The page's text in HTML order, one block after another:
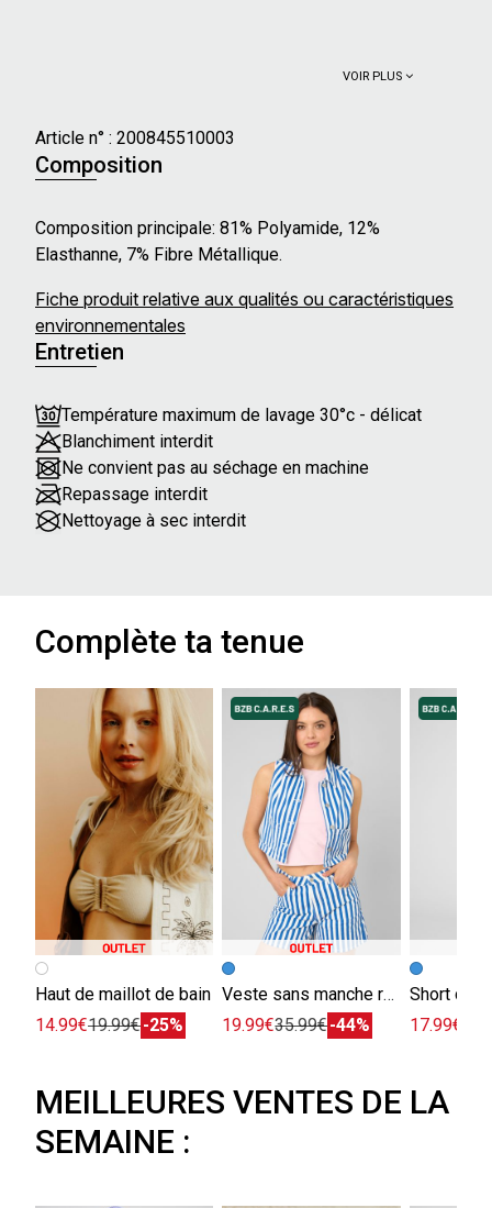
VOIR PLUS
Article n° : 200845510003
Composition
Composition principale: 81% Polyamide, 12%
Elasthanne, 7% Fibre Métallique.
Fiche produit relative aux qualités ou caractéristiques
environnementales
Entretien
Température maximum de lavage 30°c - délicat
Blanchiment interdit
Ne convient pas au séchage en machine
Repassage interdit
Nettoyage à sec interdit
Complète ta tenue
Haut de maillot de bain
14.99€19.99€-25%
Veste sans manche rayée
19.99€35.99€-44%
Short
17.99€
MEILLEURES VENTES DE LA
SEMAINE :